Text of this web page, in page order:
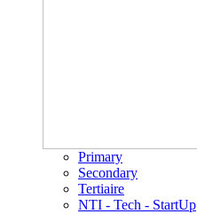
Primary
Secondary
Tertiaire
NTI - Tech - StartUp